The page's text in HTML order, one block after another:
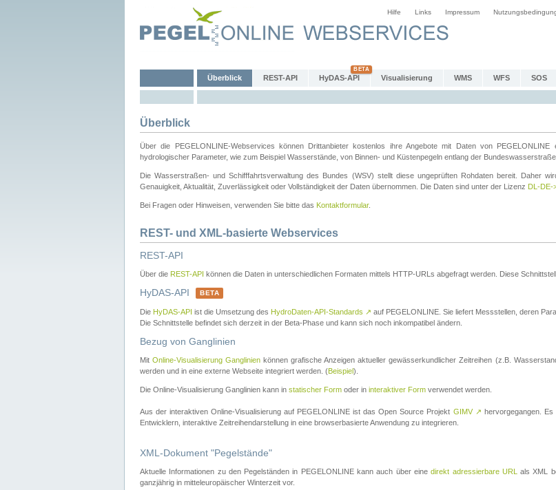
Hilfe Links Impressum
Überblick REST-API HyDAS-API Visualisierung WMS WFS SOS
Überblick
Über die PEGELONLINE-Webservices können Drittanbieter kostenlos ihre Angebote mit Daten von
hydrologischer Parameter, wie zum Beispiel Wasserstände, von Binnen- und Küstenpegeln entlang der
Die Wasserstraßen- und Schifffahrtsverwaltung des Bundes (WSV) stellt diese ungeprüften Rohdaten bereit. Daher
Genauigkeit, Aktualität, Zuverlässigkeit oder Vollständigkeit der Daten übernommen. Die Daten sind unter der Lizenz DL-DE-
Bei Fragen oder Hinweisen, verwenden Sie bitte das Kontaktformular.
REST- und XML-basierte Webservices
REST-API
Über die REST-API können die Daten in unterschiedlichen Formaten mittels HTTP-URLs abgefragt werden. Diese
HyDAS-API BETA
Die HyDAS-API ist die Umsetzung des HydroDaten-API-Standards ↗ auf PEGELONLINE. Sie liefert Messstellen, deren
Die Schnittstelle befindet sich derzeit in der Beta-Phase und kann sich noch inkompatibel ändern.
Bezug von Ganglinien
MitOnline-Visualisierung Ganglinien können grafische Anzeigen aktueller gewässerkundlicher Zeitreihen (z.B.
werden und in eine externe Webseite integriert werden. (Beispiel).
Die Online-Visualisierung Ganglinien kann in statischer Form oder in interaktiver Form verwendet werden.
Aus der interaktiven Online-Visualisierung auf PEGELONLINE ist das Open Source Projekt GIMV ↗ hervorgegangen. Es
Entwicklern, interaktive Zeitreihendarstellung in eine browserbasierte Anwendung zu integrieren.
XML-Dokument "Pegelstände"
Aktuelle Informationen zu den Pegelständen in PEGELONLINE kann auch über einedirekt adressierbare URL
als XML
ganzjährig in mitteleuropäischer Winterzeit vor.